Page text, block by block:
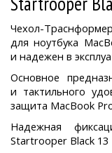
Чехол-
для ноутбука
и надежен в
Основное
и тактильного
защита MacBook
Надежная
Startrooper Black 13